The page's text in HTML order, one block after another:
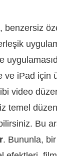
benzersiz
ve iPad
video
temel
Bu
. Bununla,